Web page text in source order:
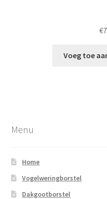
€
Voeg toe
Menu
Home
Vogelweringborstel
Dakgootborstel